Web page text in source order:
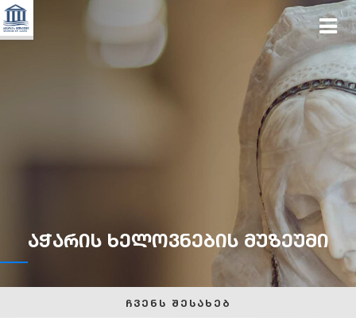
აჭარის ხელოვნების მუზეუმი
ჩვენს შესახებ